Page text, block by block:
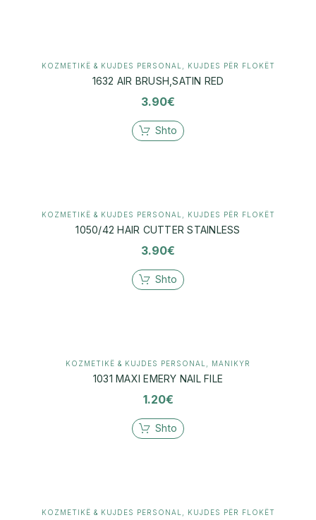
KOZMETIKË & KUJDES PERSONAL KUJDES PËR FLOKËT
1632 AIR BRUSH,SATIN RED
3.90€
Shto
KOZMETIKË & KUJDES PERSONAL KUJDES PËR FLOKËT
1050/42 HAIR CUTTER STAINLESS
3.90€
Shto
KOZMETIKË & KUJDES PERSONAL MANIKYR
1031 MAXI EMERY NAIL FILE
1.20€
Shto
KOZMETIKË & KUJDES PERSONAL KUJDES PËR FLOKËT